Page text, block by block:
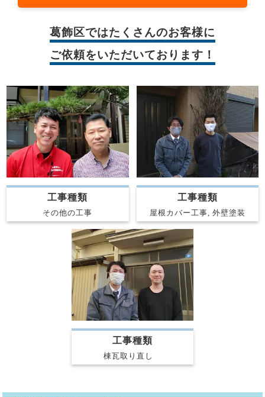
葛飾区ではたくさんのお客様に
ご依頼をいただいております！
工事種類
その他の工事
工事種類
屋根カバー工事, 外壁塗装
工事種類
棟瓦取り直し